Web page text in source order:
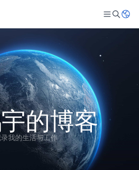
的博客
我的生活与工作